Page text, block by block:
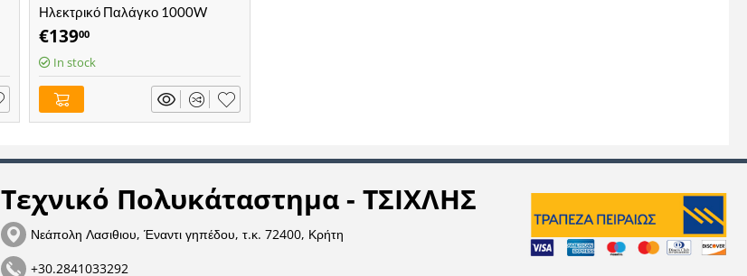
Ηλεκτρικό Παλάγκο 1000W
200/400kg EXPRESS - (63022)
€13900
In stock
Τεχνικό Πολυκάταστημα - ΤΣΙΧΛΗΣ
Νεάπολη Λασιθιου, Έναντι γηπέδου, τ.κ. 72400, Κρήτη
+30.2841033292